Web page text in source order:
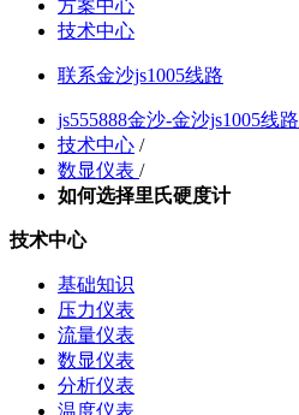
方案中心
技术中心
联系金沙js1005线路
js555888金沙-金沙js1005线路
技术中心 /
数显仪表 /
如何选择里氏硬度计
技术中心
基础知识
压力仪表
流量仪表
数显仪表
分析仪表
温度仪表